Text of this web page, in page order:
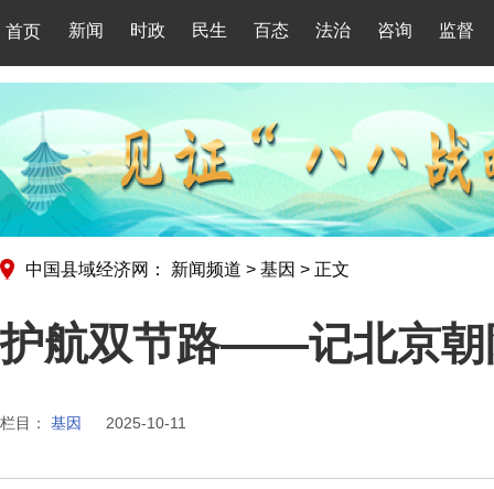
首页 新闻 时政 民生 百态 法治 咨询 监督
中国县域经济网： 新闻频道 > 基因 > 正文
护航双节路——记北京朝
栏目： 基因 2025-10-11